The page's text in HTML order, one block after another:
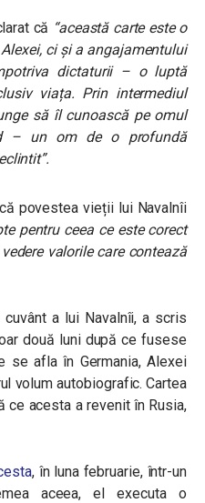
că “această carte este o
ci și a angajamentului
dictaturii – o luptă
viața. Prin intermediul
să îl cunoască pe omul
– un om de o profundă
.
povestea vieții lui Navalnîi
pentru ceea ce este corect
valorile care contează
cuvânt a lui Navalnîi, a scris
două luni după ce fusese
se afla în Germania, Alexei
volum autobiografic. Cartea
acesta a revenit în Rusia,
, în luna februarie, într-un
aceea, el executa o